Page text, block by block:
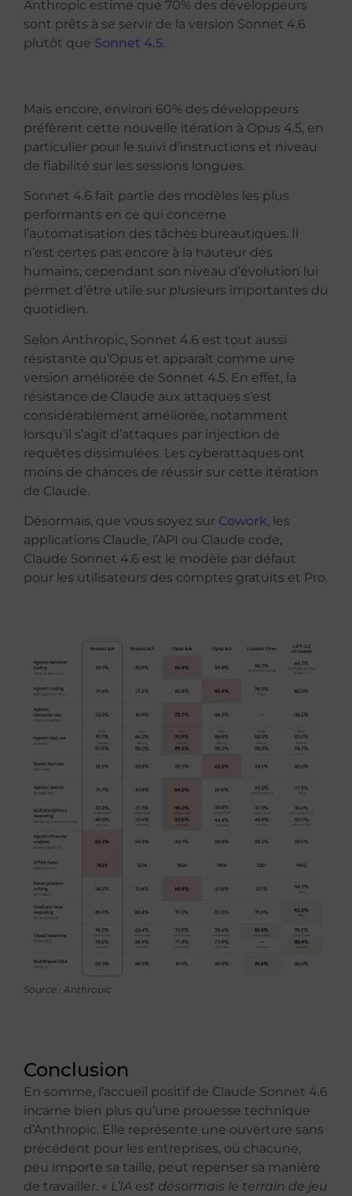
Anthropic estime que 70% des développeurs
sont prêts à se servir de la version Sonnet 4.6
plutôt que Sonnet 4.5.
Mais encore, environ 60% des développeurs
préfèrent cette nouvelle itération à Opus 4.5, en
particulier pour le suivi d’instructions et niveau
de fiabilité sur les sessions longues.
Sonnet 4.6 fait partie des modèles les plus
performants en ce qui concerne
l’automatisation des tâches bureautiques. Il
n’est certes pas encore à la hauteur des
humains, cependant son niveau d’évolution lui
permet d’être utile sur plusieurs importantes du
quotidien.
Selon Anthropic, Sonnet 4.6 est tout aussi
résistante qu’Opus et apparaît comme une
version améliorée de Sonnet 4.5. En effet, la
résistance de Claude aux attaques s’est
considérablement améliorée, notamment
lorsqu’il s’agit d’attaques par injection de
requêtes dissimulées. Les cyberattaques ont
moins de chances de réussir sur cette itération
de Claude.
Désormais, que vous soyez sur Cowork, les
applications Claude, l’API ou Claude code,
Claude Sonnet 4.6 est le modèle par défaut
pour les utilisateurs des comptes gratuits et Pro.
Source : Anthropic
Conclusion
En somme, l’accueil positif de Claude Sonnet 4.6
incarne bien plus qu’une prouesse technique
d’Anthropic. Elle représente une ouverture sans
précédent pour les entreprises, où chacune,
peu importe sa taille, peut repenser sa manière
de travailler. « L’IA est désormais le terrain de jeu